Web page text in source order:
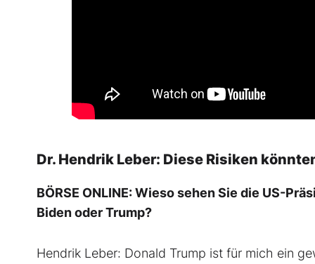
Dr. Hendrik Leber: Diese Risiken
BÖRSE ONLINE: Wieso sehen Sie die US-
Biden oder Trump?
Hendrik Leber: Donald Trump ist für mich ein